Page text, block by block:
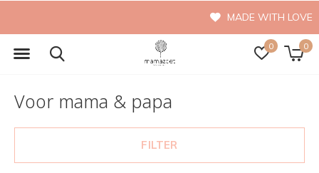
0 0
MADE WITH LOVE
Voor mama & papa
FILTER